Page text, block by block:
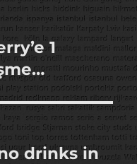
1
drinks in